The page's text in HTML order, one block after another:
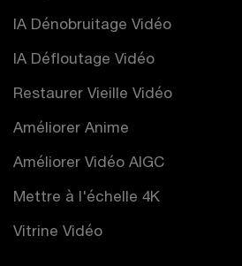
IA Dénobruitage Vidéo
IA Défloutage Vidéo
Restaurer Vieille Vidéo
Améliorer Anime
Améliorer Vidéo AIGC
Mettre à l'échelle 4K
Vitrine Vidéo